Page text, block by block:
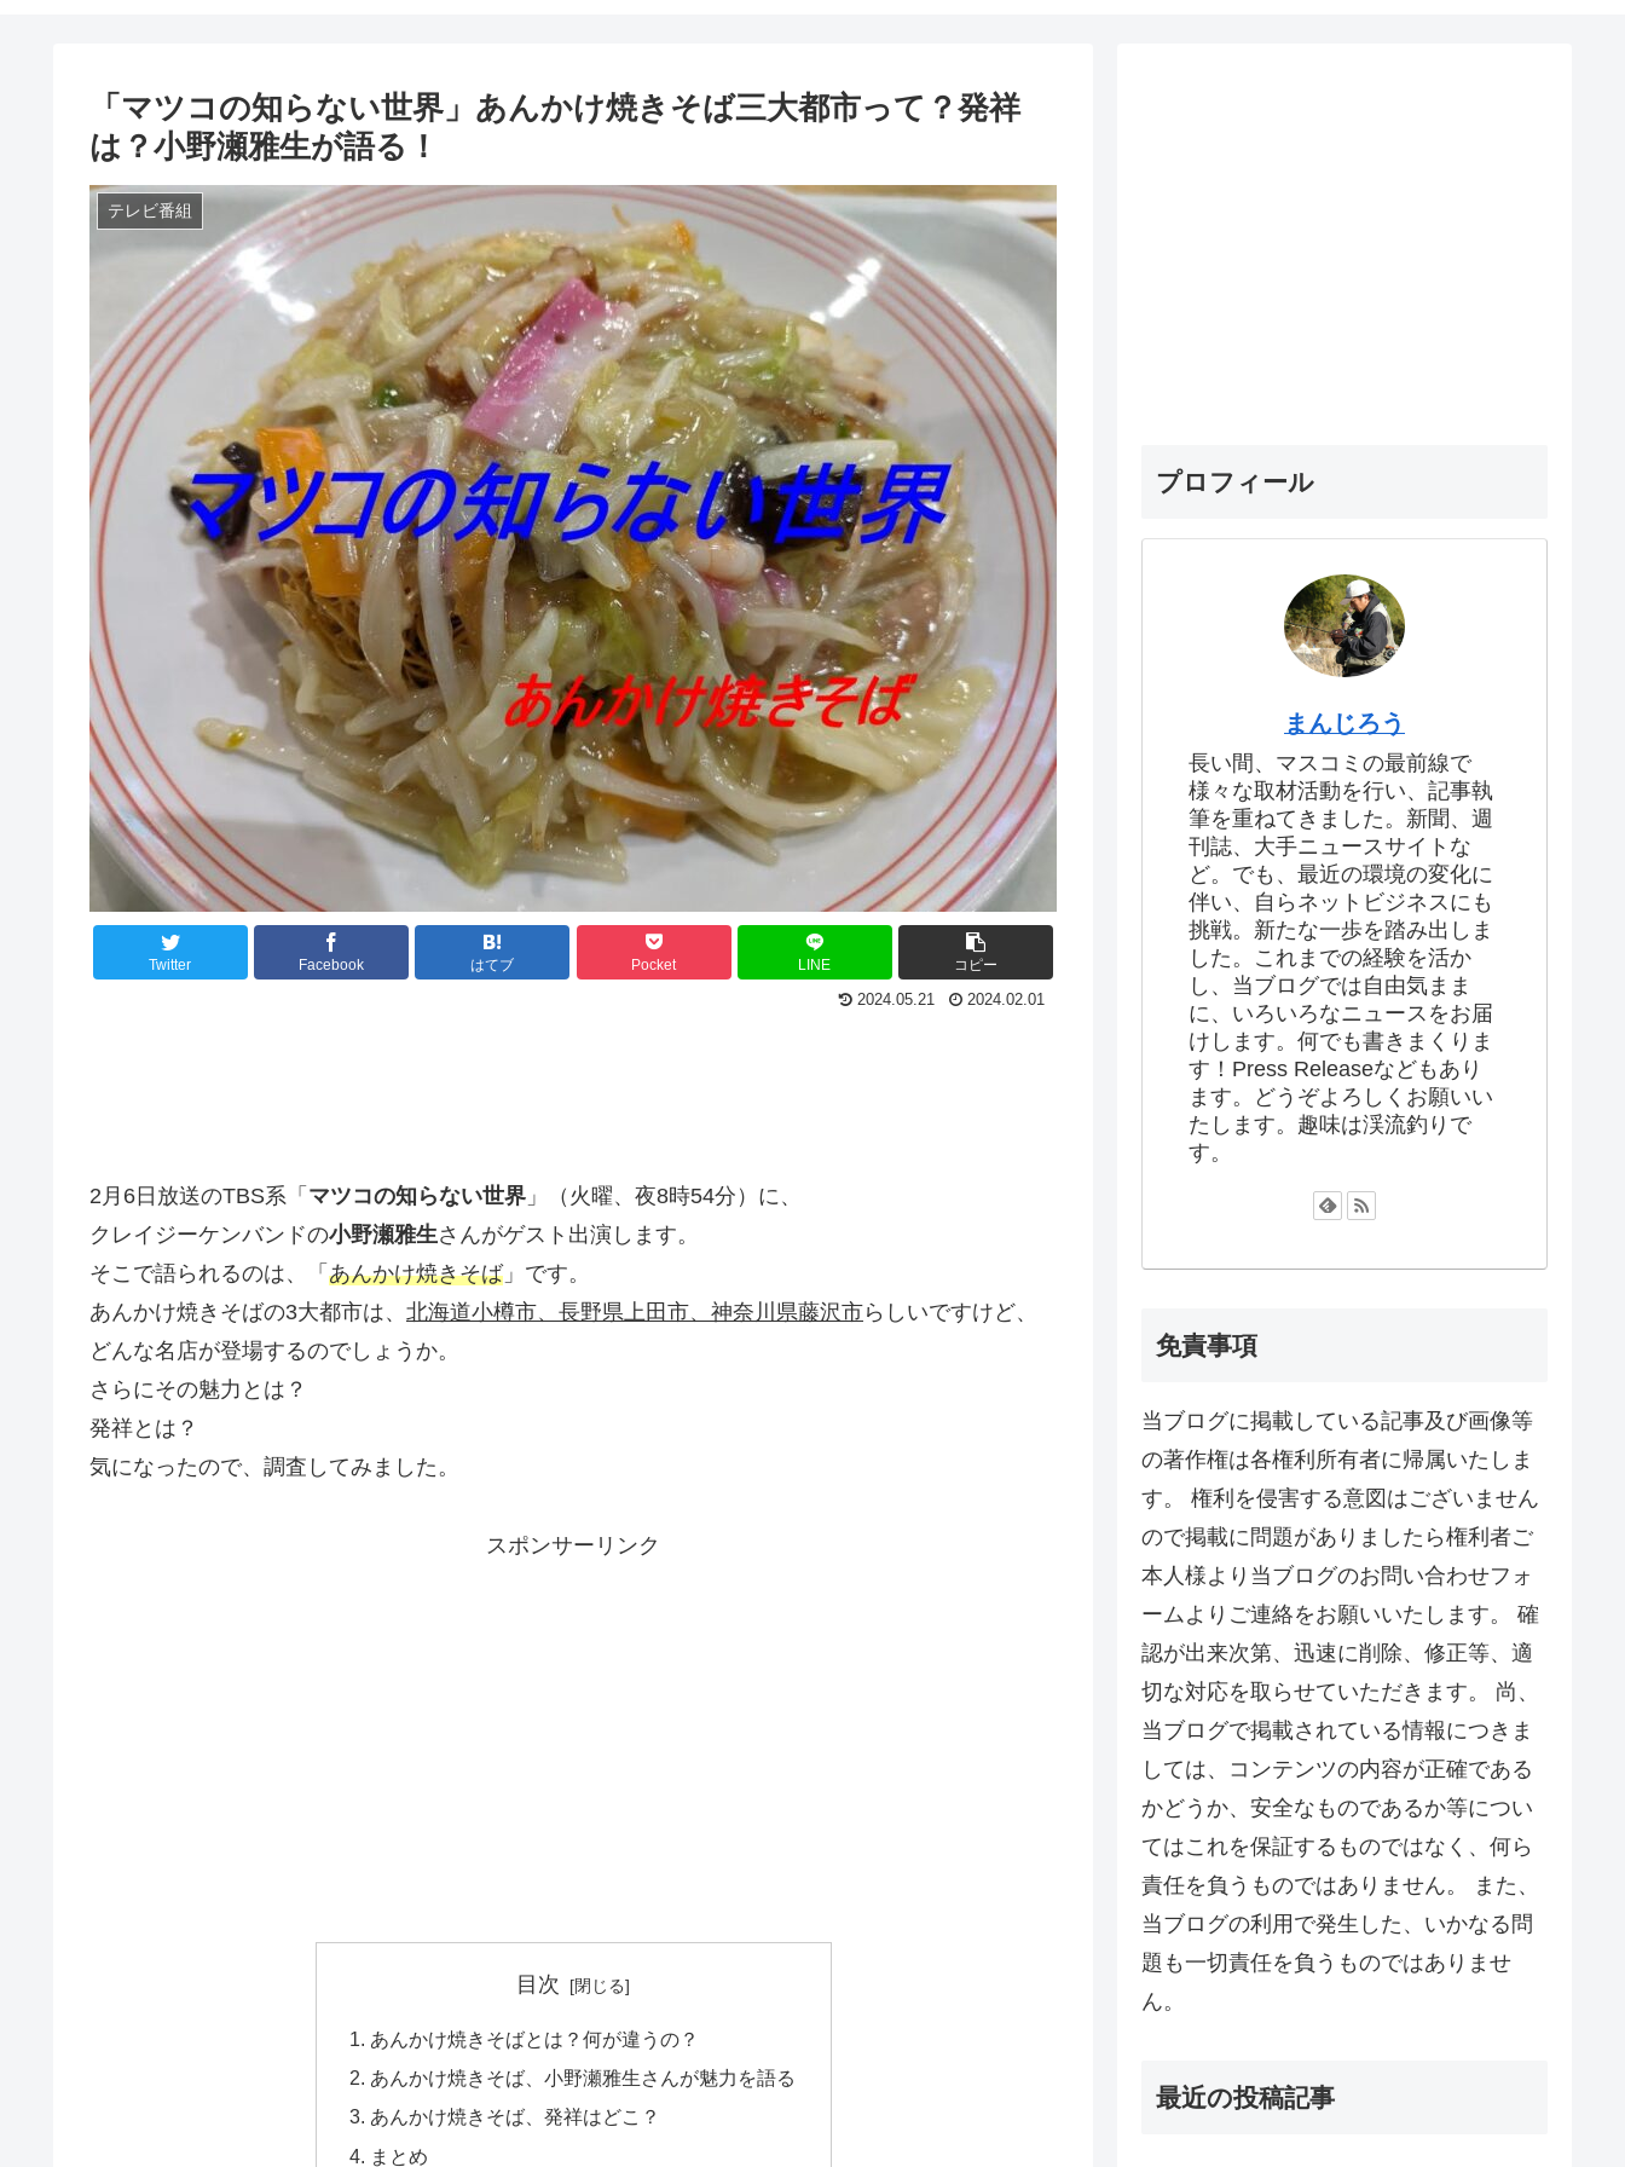
「マツコの知らない世界」あんかけ焼きそば三大都市って？発祥
は？小野瀬雅生が語る！
テレビ番組
Twitter Facebook はてブ Pocket LINE コピー
2024.05.21 2024.02.01
2月6日放送のTBS系「 マツコの知らない世界 」（火曜、夜8時54分）に、
クレイジーケンバンドの小野瀬雅生さんがゲスト出演します。
そこで語られるのは、「 あんかけ焼きそば」です。
あんかけ焼きそばの3大都市は、 北海道小樽市、長野県上田市、神奈川県藤沢市らしいですけど、
どんな名店が登場するのでしょうか。
さらにその魅力とは？
発祥とは？
気になったので、調査してみました。
スポンサーリンク
目次
あんかけ焼きそばとは？何が違うの？
あんかけ焼きそば、小野瀬雅生さんが魅力を語る
あんかけ焼きそば、発祥はどこ？
まとめ
プロフィール
まんじろう
長い間、マスコミの最前線で
様々な取材活動を行い、記事執
筆を重ねてきました。新聞、週
刊誌、大手ニュースサイトな
ど。でも、最近の環境の変化に
伴い、自らネットビジネスにも
挑戦。新たな一歩を踏み出しま
した。これまでの経験を活か
し、当ブログでは自由気まま
に、いろいろなニュースをお届
けします。何でも書きまくりま
す！Press Releaseなどもあり
ます。どうぞよろしくお願いい
たします。趣味は渓流釣りで
す。
免責事項
当ブログに掲載している記事及び画像等
の著作権は各権利所有者に帰属いたしま
す。 権利を侵害する意図はございません
ので掲載に問題がありましたら権利者ご
本人様より当ブログのお問い合わせフォ
ームよりご連絡をお願いいたします。 確
認が出来次第、迅速に削除、修正等、適
切な対応を取らせていただきます。 尚、
当ブログで掲載されている情報につきま
しては、コンテンツの内容が正確である
かどうか、安全なものであるか等につい
てはこれを保証するものではなく、何ら
責任を負うものではありません。 また、
当ブログの利用で発生した、いかなる問
題も一切責任を負うものではありませ
ん。
最近の投稿記事